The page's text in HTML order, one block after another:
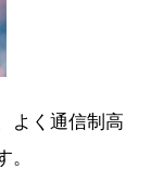
よく通信制高